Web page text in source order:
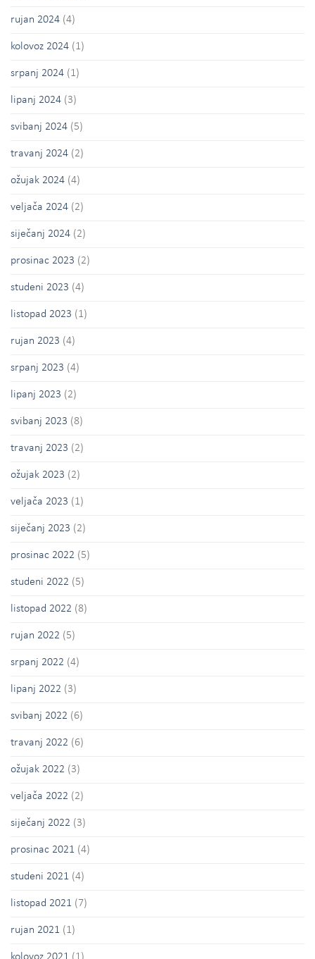
rujan 2024 (4)
kolovoz 2024 (1)
srpanj 2024 (1)
lipanj 2024 (3)
svibanj 2024 (5)
travanj 2024 (2)
ožujak 2024 (4)
veljača 2024 (2)
siječanj 2024 (2)
prosinac 2023 (2)
studeni 2023 (4)
listopad 2023 (1)
rujan 2023 (4)
srpanj 2023 (4)
lipanj 2023 (2)
svibanj 2023 (8)
travanj 2023 (2)
ožujak 2023 (2)
veljača 2023 (1)
siječanj 2023 (2)
prosinac 2022 (5)
studeni 2022 (5)
listopad 2022 (8)
rujan 2022 (5)
srpanj 2022 (4)
lipanj 2022 (3)
svibanj 2022 (6)
travanj 2022 (6)
ožujak 2022 (3)
veljača 2022 (2)
siječanj 2022 (3)
prosinac 2021 (4)
studeni 2021 (4)
listopad 2021 (7)
rujan 2021 (1)